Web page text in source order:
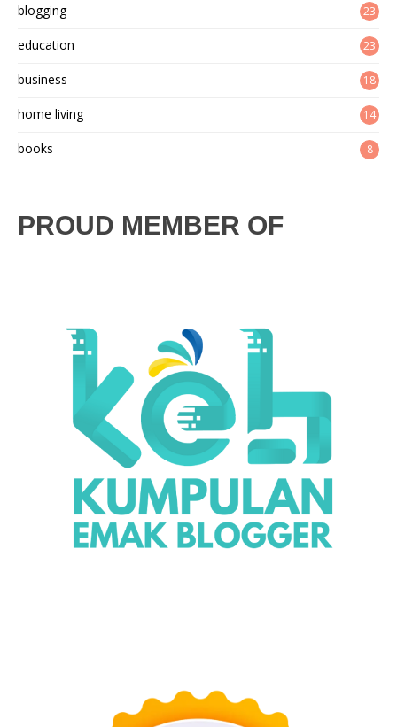
blogging 23
education 23
business 18
home living 14
books 8
PROUD MEMBER OF